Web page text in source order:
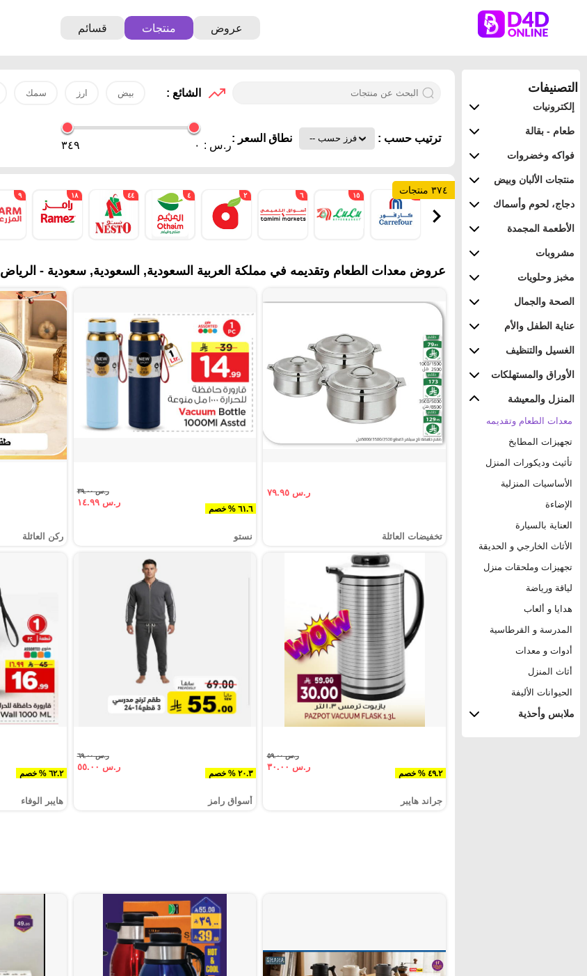
عروض منتجات قسائم
التصنيفات
إلكترونيات
طعام - بقالة
فواكه وخضروات
منتجات الألبان وبيض
دجاج، لحوم وأسماك
الأطعمة المجمدة
مشروبات
مخبز وحلويات
الصحة والجمال
عناية الطفل والأم
الغسيل والتنظيف
الأوراق والمستهلكات
المنزل والمعيشة
معدات الطعام وتقديمه
تجهيزات المطابخ
تأثيث وديكورات المنزل
الأساسيات المنزلية
الإضاءة
العناية بالسيارة
الأثاث الخارجي و الحديقة
تجهيزات وملحقات منزل
لياقة ورياضة
هدايا و ألعاب
المدرسة و القرطاسية
أدوات و معدات
أثاث المنزل
الحيوانات الأليفة
ملابس وأحذية
الشائع : بيض ارز سمك
ترتيب حسب : نطاق السعر :
ر.س : ٠ ٣٤٩
٣٧٤ منتجات ١ ١٥ ٦ ٢ ٤ ٤٤ ١٨ ٩
عروض معدات الطعام وتقديمه في مملكة العربية السعودية, السعودية, سعودية - الرياض
ر.س ٧٩.٩٥
تخفيضات العائلة
٦١.٦ % خصم
ر.س ٣٩.٠٠
ر.س ١٤.٩٩
نستو ركن العائلة
٤٩.٢ % خصم
ر.س ٥٩.٠٠
ر.س ٣٠.٠٠
جراند هايبر
٢٠.٣ % خصم
ر.س ٦٩.٠٠
ر.س ٥٥.٠٠
أسواق رامز
٦٢.٢ % خصم
هايبر الوفاء